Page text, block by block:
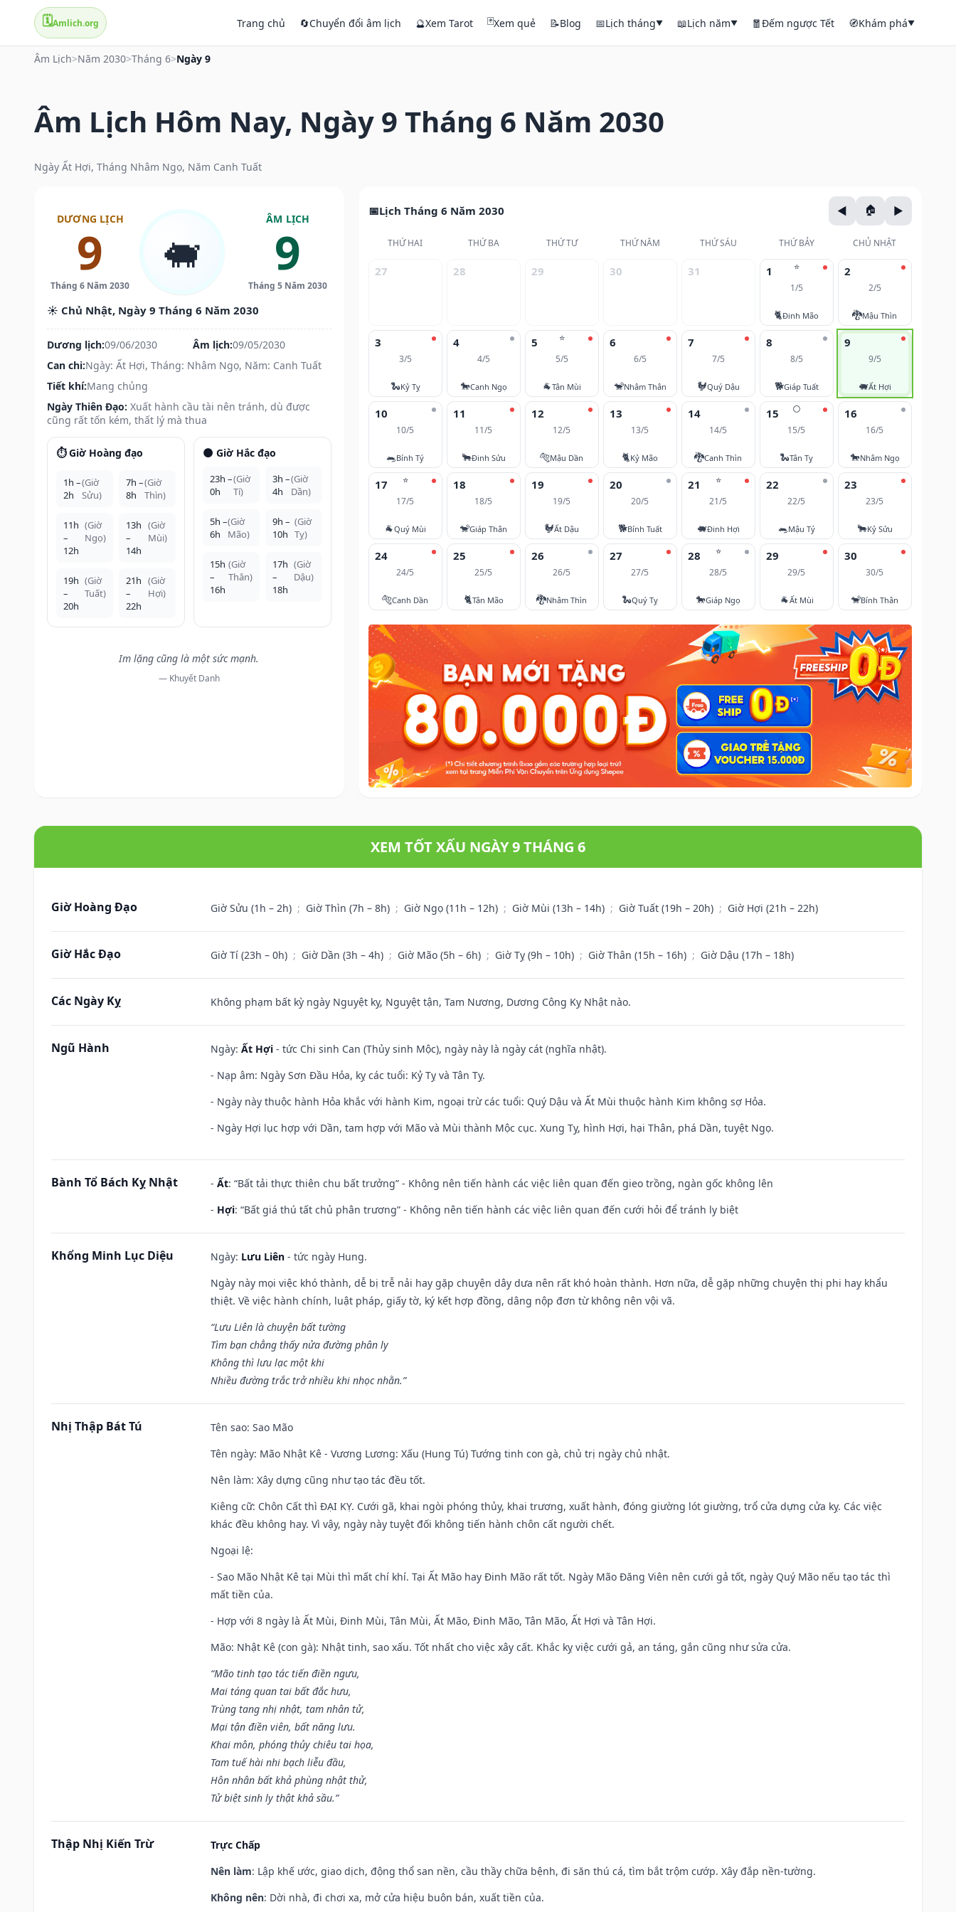
🗓️Amlich.org Trang chủ 🔄Chuyển đổi âm lịch 🔮Xem Tarot 🃏Xem quẻ 📝Blog 📅Lịch tháng▼ 📖Lịch năm▼ 🧧Đếm ngược Tết 🧭Khám phá▼
Âm Lịch>Năm 2030>Tháng 6>Ngày 9
Âm Lịch Hôm Nay, Ngày 9 Tháng 6 Năm 2030
Ngày Ất Hợi, Tháng Nhâm Ngọ, Năm Canh Tuất
DƯƠNG LỊCH
9
Tháng 6 Năm 2030
🐖
ÂM LỊCH
9
Tháng 5 Năm 2030
☀️ Chủ Nhật, Ngày 9 Tháng 6 Năm 2030
Dương lịch:09/06/2030 Âm lịch:09/05/2030
Can chi:Ngày: Ất Hợi, Tháng: Nhâm Ngọ, Năm: Canh Tuất
Tiết khí:Mang chủng
Ngày Thiên Đạo: Xuất hành cầu tài nên tránh, dù được
cũng rất tốn kém, thất lý mà thua
⏱️ Giờ Hoàng đạo
1h –
2h
(Giờ
Sửu)
7h –
8h
(Giờ
Thìn)
11h
–
12h
(Giờ
Ngọ)
13h
–
14h
(Giờ
Mùi)
19h
–
20h
(Giờ
Tuất)
21h
–
22h
(Giờ
Hợi)
🌑 Giờ Hắc đạo
23h –
0h
(Giờ
Tí)
3h –
4h
(Giờ
Dần)
5h –
6h
(Giờ
Mão)
9h –
10h
(Giờ
Tỵ)
15h
–
16h
(Giờ
Thân)
17h
–
18h
(Giờ
Dậu)
Im lặng cũng là một sức mạnh.
— Khuyết Danh
Lịch Tháng 6 Năm 2030
THỨ HAI THỨ BA THỨ TƯ THỨ NĂM THỨ SÁU THỨ BẢY CHỦ NHẬT
27 28 29 30 31 ⭐
1
1/5
🐈Đinh Mão
2
2/5
🐉Mậu Thìn
3
3/5
🐍Kỷ Tỵ
4
4/5
🐎Canh Ngọ
⭐
5
5/5
🐐Tân Mùi
6
6/5
🐒Nhâm Thân
7
7/5
🐓Quý Dậu
8
8/5
🐕Giáp Tuất
9
9/5
🐖Ất Hợi
10
10/5
🐀Bính Tý
11
11/5
🐂Đinh Sửu
12
12/5
🐅Mậu Dần
13
13/5
🐈Kỷ Mão
14
14/5
🐉Canh Thìn
🌕
15
15/5
🐍Tân Tỵ
16
16/5
🐎Nhâm Ngọ
⭐
17
17/5
🐐Quý Mùi
18
18/5
🐒Giáp Thân
19
19/5
🐓Ất Dậu
20
20/5
🐕Bính Tuất
⭐
21
21/5
🐖Đinh Hợi
22
22/5
🐀Mậu Tý
23
23/5
🐂Kỷ Sửu
24
24/5
🐅Canh Dần
25
25/5
🐈Tân Mão
26
26/5
🐉Nhâm Thìn
27
27/5
🐍Quý Tỵ
⭐
28
28/5
🐎Giáp Ngọ
29
29/5
🐐Ất Mùi
30
30/5
🐒Bính Thân
XEM TỐT XẤU NGÀY 9 THÁNG 6
Giờ Hoàng Đạo Giờ Sửu (1h – 2h) ; Giờ Thìn (7h – 8h) ; Giờ Ngọ (11h – 12h) ; Giờ Mùi (13h – 14h) ; Giờ Tuất (19h – 20h) ; Giờ Hợi (21h – 22h)
Giờ Hắc Đạo Giờ Tí (23h – 0h) ; Giờ Dần (3h – 4h) ; Giờ Mão (5h – 6h) ; Giờ Tỵ (9h – 10h) ; Giờ Thân (15h – 16h) ; Giờ Dậu (17h – 18h)
Các Ngày Kỵ Không phạm bất kỳ ngày Nguyệt kỵ, Nguyệt tận, Tam Nương, Dương Công Kỵ Nhật nào.
Ngũ Hành Ngày: Ất Hợi - tức Chi sinh Can (Thủy sinh Mộc), ngày này là ngày cát (nghĩa nhật).
- Nạp âm: Ngày Sơn Đầu Hỏa, kỵ các tuổi: Kỷ Tỵ và Tân Tỵ.
- Ngày này thuộc hành Hỏa khắc với hành Kim, ngoại trừ các tuổi: Quý Dậu và Ất Mùi thuộc hành Kim không sợ Hỏa.
- Ngày Hợi lục hợp với Dần, tam hợp với Mão và Mùi thành Mộc cục. Xung Tỵ, hình Hợi, hại Thân, phá Dần, tuyệt Ngọ.
Bành Tổ Bách Kỵ Nhật - Ất: “Bất tải thực thiên chu bất trưởng” - Không nên tiến hành các việc liên quan đến gieo trồng, ngàn gốc không lên
- Hợi: “Bất giá thú tất chủ phân trương” - Không nên tiến hành các việc liên quan đến cưới hỏi để tránh ly biệt
Khổng Minh Lục Diệu Ngày: Lưu Liên - tức ngày Hung.
Ngày này mọi việc khó thành, dễ bị trễ nải hay gặp chuyện dây dưa nên rất khó hoàn thành. Hơn nữa, dễ gặp những chuyện thị phi hay khẩu
thiệt. Về việc hành chính, luật pháp, giấy tờ, ký kết hợp đồng, dâng nộp đơn từ không nên vội vã.
“Lưu Liên là chuyện bất tường
Tìm bạn chẳng thấy nửa đường phân ly
Không thì lưu lạc một khi
Nhiều đường trắc trở nhiều khi nhọc nhằn.”
Nhị Thập Bát Tú Tên sao: Sao Mão
Tên ngày: Mão Nhật Kê - Vương Lương: Xấu (Hung Tú) Tướng tinh con gà, chủ trị ngày chủ nhật.
Nên làm: Xây dựng cũng như tạo tác đều tốt.
Kiêng cữ: Chôn Cất thì ĐẠI KỴ. Cưới gã, khai ngòi phóng thủy, khai trương, xuất hành, đóng giường lót giường, trổ cửa dựng cửa kỵ. Các việc
khác đều không hay. Vì vậy, ngày này tuyệt đối không tiến hành chôn cất người chết.
Ngoại lệ:
- Sao Mão Nhật Kê tại Mùi thì mất chí khí. Tại Ất Mão hay Đinh Mão rất tốt. Ngày Mão Đăng Viên nên cưới gả tốt, ngày Quý Mão nếu tạo tác thì
mất tiền của.
- Hợp với 8 ngày là Ất Mùi, Đinh Mùi, Tân Mùi, Ất Mão, Đinh Mão, Tân Mão, Ất Hợi và Tân Hợi.
Mão: Nhật Kê (con gà): Nhật tinh, sao xấu. Tốt nhất cho việc xây cất. Khắc kỵ việc cưới gả, an táng, gắn cũng như sửa cửa.
“Mão tinh tạo tác tiến điền ngưu,
Mai táng quan tai bất đắc hưu,
Trùng tang nhị nhật, tam nhân tử,
Mại tận điền viên, bất năng lưu.
Khai môn, phóng thủy chiêu tai họa,
Tam tuế hài nhi bạch liễu đầu,
Hôn nhân bất khả phùng nhật thử,
Tử biệt sinh ly thật khả sầu.”
Thập Nhị Kiến Trừ
Trực Chấp
Nên làm: Lập khế ước, giao dịch, động thổ san nền, cầu thầy chữa bệnh, đi săn thú cá, tìm bắt trộm cướp. Xây đắp nền-tường.
Không nên: Dời nhà, đi chơi xa, mở cửa hiệu buôn bán, xuất tiền của.